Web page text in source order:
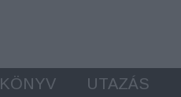
KÖNYV UTAZÁS